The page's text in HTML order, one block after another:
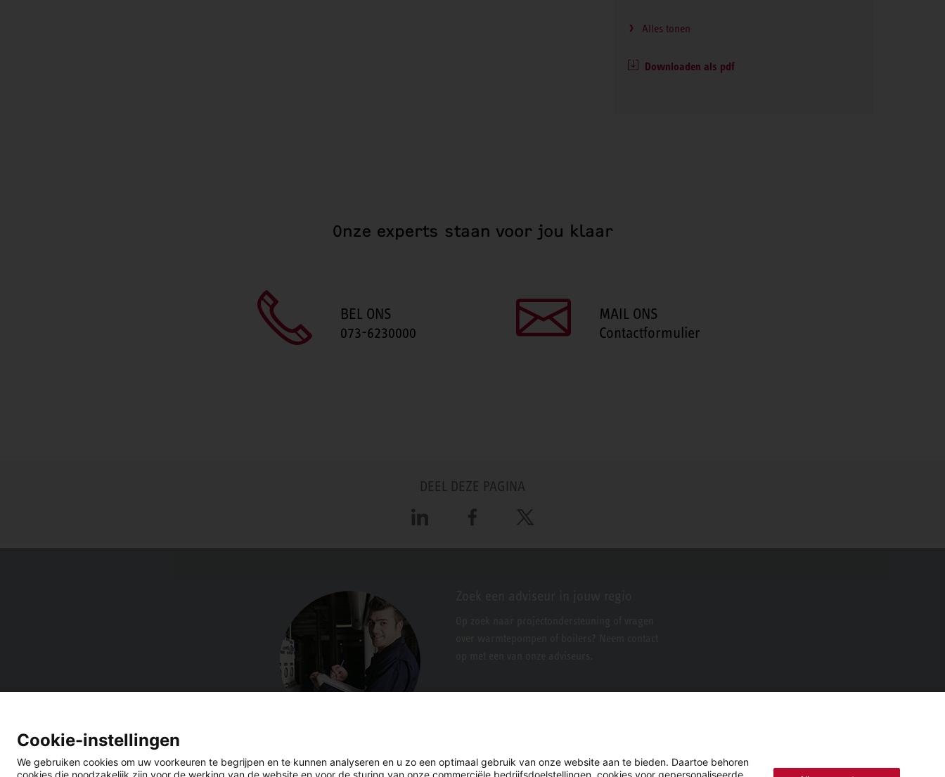
Alles tonen
Downloaden als pdf
Onze experts staan voor jou klaar
BEL ONS
073-6230000
MAIL ONS
Contactformulier
DEEL DEZE PAGINA
LinkedIn Facebook X
Cookie-instellingen
We gebruiken cookies om uw voorkeuren te begrijpen en te kunnen analyseren en u zo een optimaal gebruik van onze website aan te bieden. Daartoe behoren
cookies die noodzakelijk zijn voor de werking van de website en voor de sturing van onze commerciële bedrijfsdoelstellingen, cookies voor gepersonaliseerde